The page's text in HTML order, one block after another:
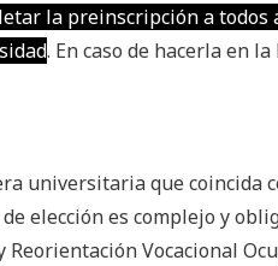
la preinscripción a todos
. En caso de hacerla en la
universitaria que coincida
elección es complejo y
Vocacional